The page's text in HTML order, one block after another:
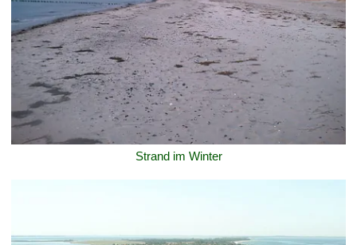
Strand im Winter